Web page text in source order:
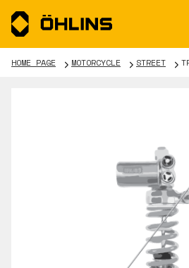
HOME PAGE MOTORCYCLE STREET